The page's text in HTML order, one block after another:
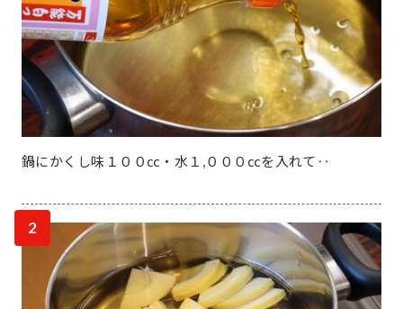
鍋にかくし味１００㏄・水１,０００㏄を入れて‥
2